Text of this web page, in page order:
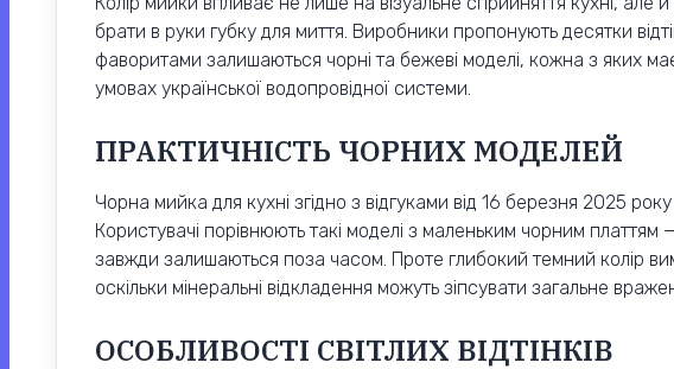
брати в руки губку для миття. Виробники пропонують десятки
фаворитами залишаються чорні та бежеві моделі, кожна з яких
умовах української водопровідної системи.
ПРАКТИЧНІСТЬ ЧОРНИХ МОДЕЛЕЙ
Чорна мийка для кухні згідно з відгуками від 16 березня 2025
Користувачі порівнюють такі моделі з маленьким чорним платтям
завжди залишаються поза часом. Проте глибокий темний колір
оскільки мінеральні відкладення можуть зіпсувати загальне
ОСОБЛИВОСТІ СВІТЛИХ ВІДТІНКІВ